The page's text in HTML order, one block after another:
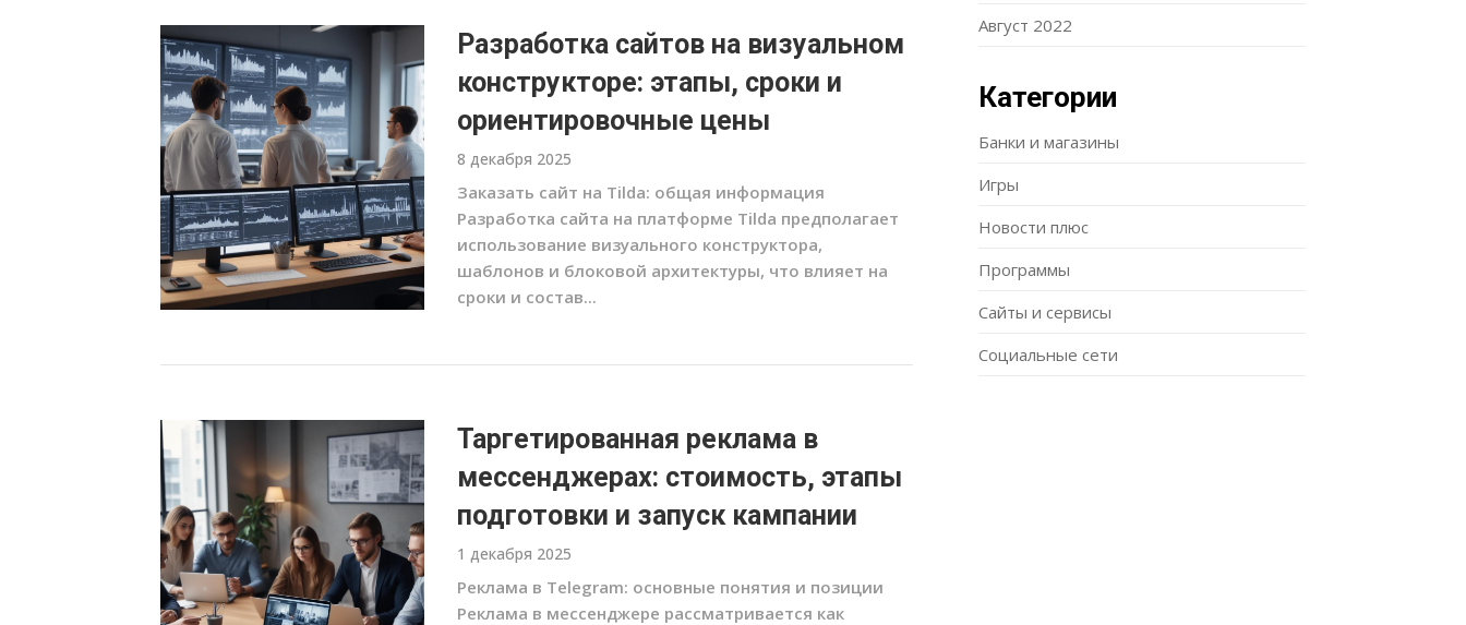
Разработка сайтов на визуальном
конструкторе: этапы, сроки и
ориентировочные цены
8 декабря 2025
Заказать сайт на Tilda: общая информация
Разработка сайта на платформе Tilda предполагает
использование визуального конструктора,
шаблонов и блоковой архитектуры, что влияет на
сроки и состав...
Таргетированная реклама в
мессенджерах: стоимость, этапы
подготовки и запуск кампании
1 декабря 2025
Реклама в Telegram: основные понятия и позиции
Реклама в мессенджере рассматривается как
Август 2022
Категории
Банки и магазины
Игры
Новости плюс
Программы
Сайты и сервисы
Социальные сети